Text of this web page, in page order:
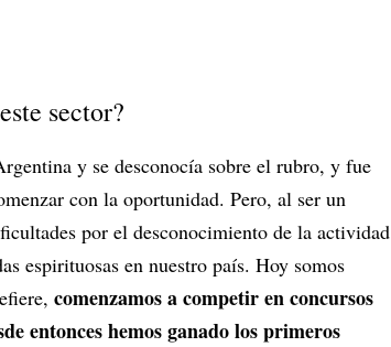
sector?
y se desconocía sobre el rubro, y fue
con la oportunidad. Pero, al ser un
por el desconocimiento de la actividad
espirituosas en nuestro país. Hoy somos
comenzamos a competir en concursos
entonces hemos ganado los primeros